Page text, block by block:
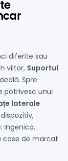
diferite sau
viitor, Suportul
Spre
potrivesc unui
laterale
Ingenico,
case de marcat